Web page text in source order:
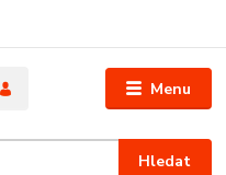
Menu
Hledat